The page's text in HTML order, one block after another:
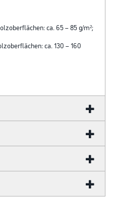
ca. 65 – 85 g/m²;
ca. 130 – 160